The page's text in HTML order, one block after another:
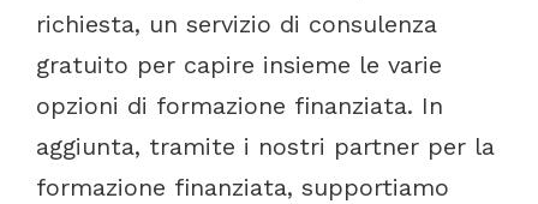
richiesta, un servizio di consulenza
gratuito per capire insieme le varie
opzioni di formazione finanziata. In
aggiunta, tramite i nostri partner per la
formazione finanziata, supportiamo